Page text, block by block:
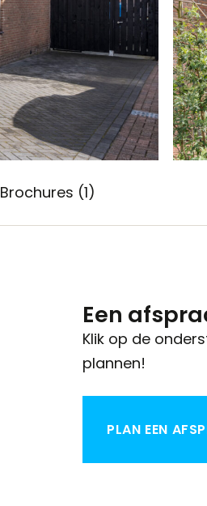
Brochures (1)
Een
Klik op de
plannen!
PLAN EEN